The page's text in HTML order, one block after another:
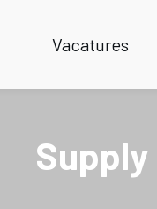
Vacatures